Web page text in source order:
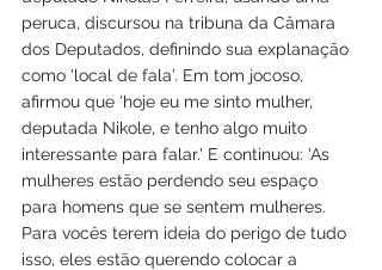
peruca, discursou na tribuna da Câmara
dos Deputados, definindo sua explanação
como 'local de fala'. Em tom jocoso,
afirmou que 'hoje eu me sinto mulher,
deputada Nikole, e tenho algo muito
interessante para falar.' E continuou: 'As
mulheres estão perdendo seu espaço
para homens que se sentem mulheres.
Para vocês terem ideia do perigo de tudo
isso, eles estão querendo colocar a